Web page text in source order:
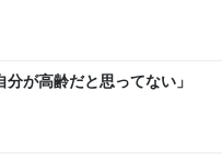
が高齢だと思ってない」